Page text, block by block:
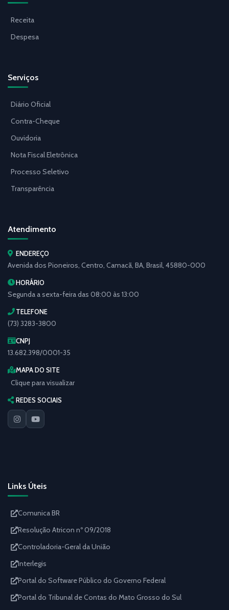
Receita
Despesa
Serviços
Diário Oficial
Contra-Cheque
Ouvidoria
Nota Fiscal Eletrônica
Processo Seletivo
Transparência
Atendimento
ENDEREÇO
Avenida dos Pioneiros, Centro, Camacã, BA, Brasil, 45880-000
HORÁRIO
Segunda a sexta-feira das 08:00 às 13:00
TELEFONE
(73) 3283-3800
CNPJ
13.682.398/0001-35
MAPA DO SITE
Clique para visualizar
REDES SOCIAIS
Links Úteis
Comunica BR
Resolução Atricon nº 09/2018
Controladoria-Geral da União
Interlegis
Portal do Software Público do Governo Federal
Portal do Tribunal de Contas do Mato Grosso do Sul